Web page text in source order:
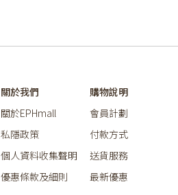
關於我們
關於EPHmall
私隱政策
個人資料收集聲明
優惠條款及細則
購物說明
會員計劃
付款方式
送貨服務
最新優惠